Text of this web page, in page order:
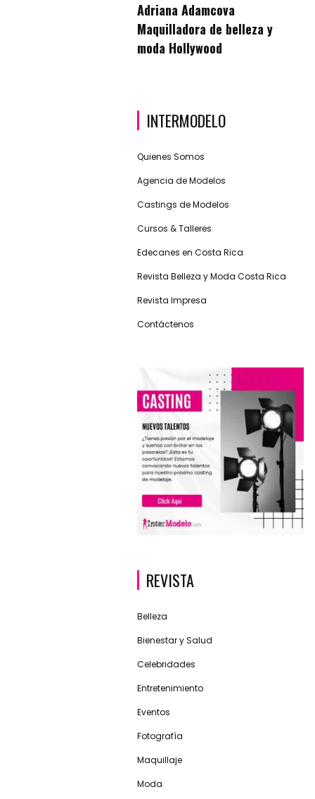
Adriana Adamcova
Maquilladora de belleza y
moda Hollywood
INTERMODELO
Quienes Somos
Agencia de Modelos
Castings de Modelos
Cursos & Talleres
Edecanes en Costa Rica
Revista Belleza y Moda Costa Rica
Revista Impresa
Contáctenos
REVISTA
Belleza
Bienestar y Salud
Celebridades
Entretenimiento
Eventos
Fotografía
Maquillaje
Moda